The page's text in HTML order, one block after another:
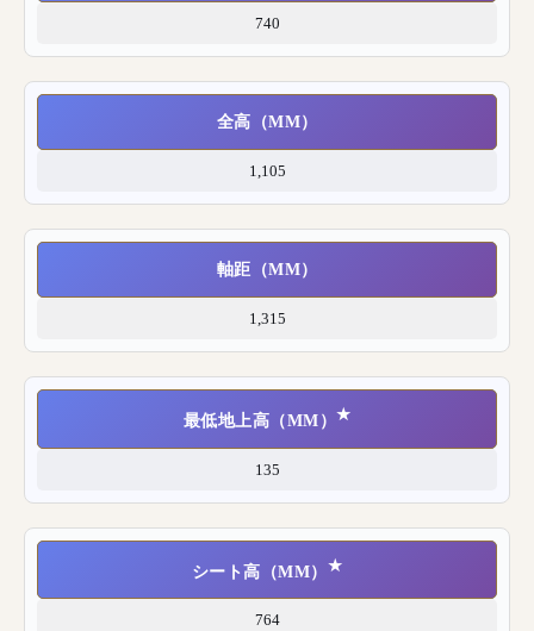
740
全高（MM）
1,105
軸距（MM）
1,315
最低地上高（MM） ★
135
シート高（MM） ★
764